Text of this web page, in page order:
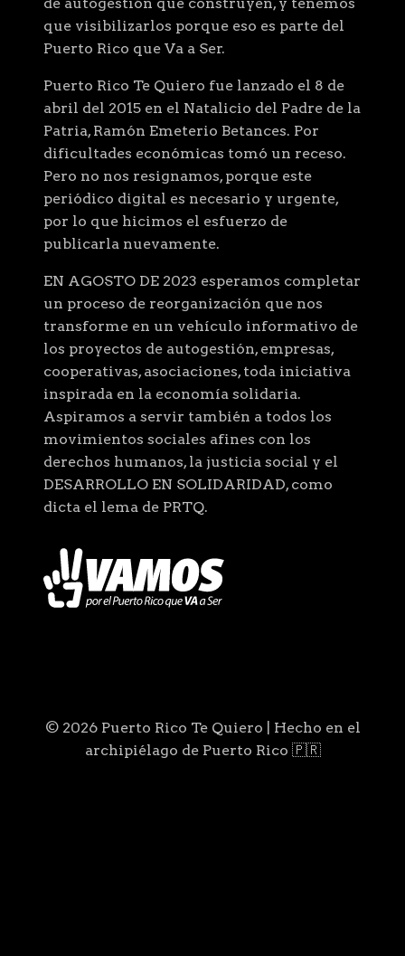
que visibilizarlos porque eso es parte del
Puerto Rico que Va a Ser.
Puerto Rico Te Quiero fue lanzado el 8 de
abril del 2015 en el Natalicio del Padre de la
Patria, Ramón Emeterio Betances. Por
dificultades económicas tomó un receso.
Pero no nos resignamos, porque este
periódico digital es necesario y urgente,
por lo que hicimos el esfuerzo de
publicarla nuevamente.
EN AGOSTO DE 2023 esperamos completar
un proceso de reorganización que nos
transforme en un vehículo informativo de
los proyectos de autogestión, empresas,
cooperativas, asociaciones, toda iniciativa
inspirada en la economía solidaria.
Aspiramos a servir también a todos los
movimientos sociales afines con los
derechos humanos, la justicia social y el
DESARROLLO EN SOLIDARIDAD, como
dicta el lema de PRTQ.
© 2026 Puerto Rico Te Quiero | Hecho en el
archipiélago de Puerto Rico 🇵🇷